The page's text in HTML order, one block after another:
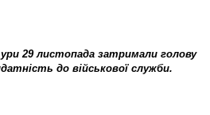
29 листопада затримали голову
до військової служби.